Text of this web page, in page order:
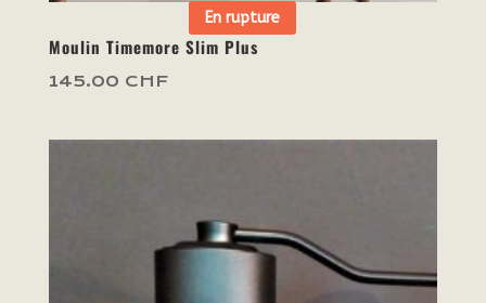
En rupture
Moulin Timemore Slim Plus
145.00 CHF